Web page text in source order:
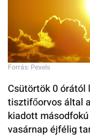
Forrás: Pexels
Csütörtök 0 órától
tisztifőorvos által
kiadott
vasárnap éjfélig